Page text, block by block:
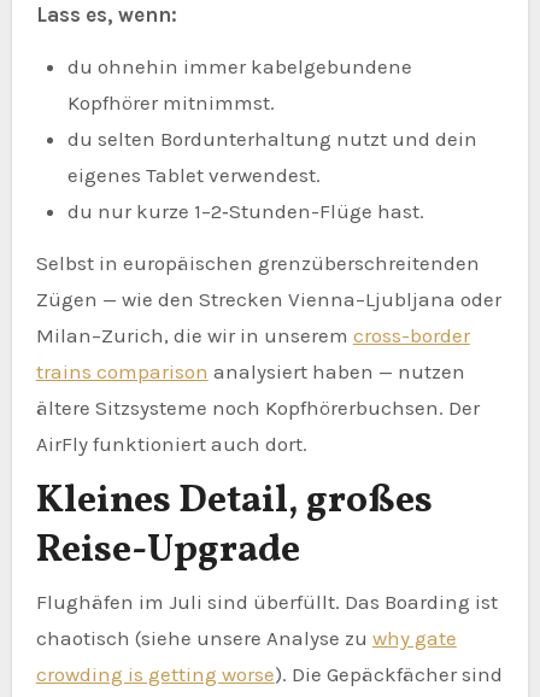
Lass es, wenn:
du ohnehin immer kabelgebundene
Kopfhörer mitnimmst.
du selten Bordunterhaltung nutzt und dein
eigenes Tablet verwendest.
du nur kurze 1–2‑Stunden-Flüge hast.
Selbst in europäischen grenzüberschreitenden
Zügen — wie den Strecken Vienna–Ljubljana oder
Milan–Zurich, die wir in unserem cross-border
trains comparison analysiert haben — nutzen
ältere Sitzsysteme noch Kopfhörerbuchsen. Der
AirFly funktioniert auch dort.
Kleines Detail, großes
Reise-Upgrade
Flughäfen im Juli sind überfüllt. Das Boarding ist
chaotisch (siehe unsere Analyse zu why gate
crowding is getting worse). Die Gepäckfächer sind